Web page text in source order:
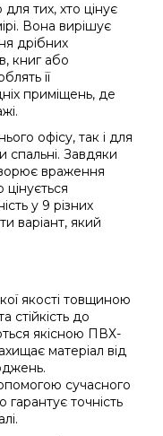
тих, хто цінує
Вона вирішує
дрібних
книг або
її
приміщень, де
офісу, так і для
спальні. Завдяки
враження
у 9 різних
варіант, який
якості товщиною
стійкість до
якісною ПВХ-
матеріал від
сучасного
точність